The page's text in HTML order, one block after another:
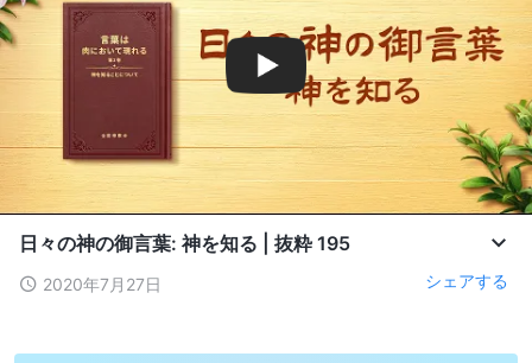
日々の神の御言葉: 神を知る | 抜粋 195
2020年7月27日 シェアする